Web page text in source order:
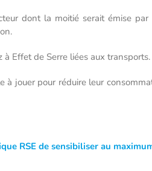
dont la moitié serait émise
à Effet de Serre liées aux transports.
jouer pour réduire leur
RSE de sensibiliser au